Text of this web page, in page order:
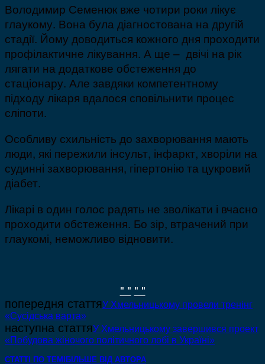
Володимир Семенюк вже чотири роки лікує
глаукому. Вона була діагностована на другій
стадії. Йому доводиться кожного дня проходити
профілактичне лікування. А ще – двічі на рік
лягати на додаткове обстеження до
стаціонару. Але завдяки компетентному
підходу лікаря вдалося сповільнити процес
сліпоти.
Особливу схильність до захворювання мають
люди, які пережили інсульт, інфаркт, хворіли на
судинні захворювання, гіпертонію та цукровий
діабет.
Лікарі в один голос радять не зволікати і вчасно
проходити обстеження. Бо зір, втрачений при
глаукомі, неможливо відновити.
" " " "
попередня статтяУ Хмельницькому провели тренінг
«Сусідська варта»
наступна статтяУ Хмельницькому завершився проект
«Побудова жіночого політичного лобі в Україні»
СТАТТІ ПО ТЕМІ БІЛЬШЕ ВІД АВТОРА